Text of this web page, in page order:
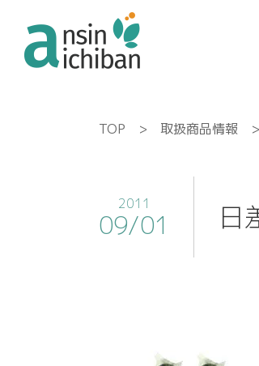
TOP > 取扱商品情報
2011
09/01 日